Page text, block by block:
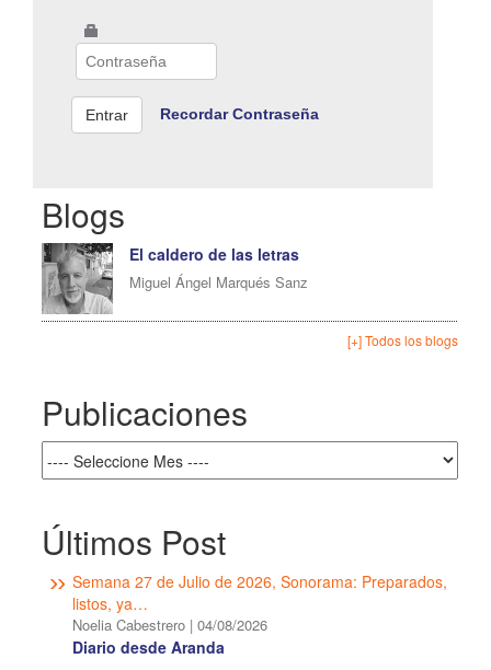
Recordar Contraseña
Blogs
El caldero de las letras
Miguel Ángel Marqués Sanz
[+] Todos los blogs
Publicaciones
Últimos Post
Semana 27 de Julio de 2026, Sonorama: Preparados,
listos, ya…
Noelia Cabestrero | 04/08/2026
Diario desde Aranda